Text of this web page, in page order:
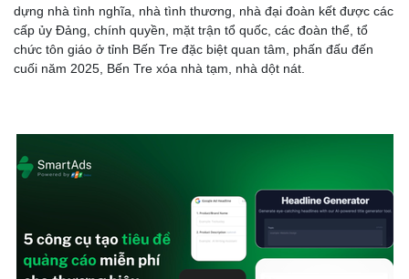
dựng nhà tình nghĩa, nhà tình thương, nhà đại đoàn kết được các
cấp ủy Đảng, chính quyền, mặt trận tổ quốc, các đoàn thể, tổ
chức tôn giáo ở tỉnh Bến Tre đặc biệt quan tâm, phấn đấu đến
cuối năm 2025, Bến Tre xóa nhà tạm, nhà dột nát.